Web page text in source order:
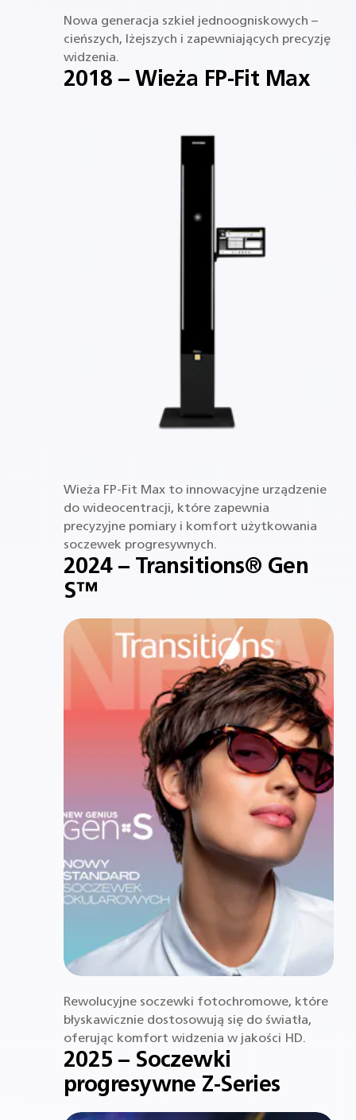
Nowa generacja szkieł jednoogniskowych –
cieńszych, lżejszych i zapewniających precyzję
widzenia.
2018 – Wieża FP-Fit Max
Wieża FP-Fit Max to innowacyjne urządzenie
do wideocentracji, które zapewnia
precyzyjne pomiary i komfort użytkowania
soczewek progresywnych.
2024 – Transitions® Gen
S™
Rewolucyjne soczewki fotochromowe, które
błyskawicznie dostosowują się do światła,
oferując komfort widzenia w jakości HD.
2025 – Soczewki
progresywne Z-Series